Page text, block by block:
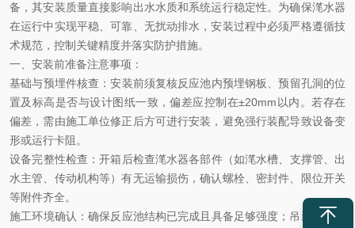
备，其安装质量直接影响出水水质和系统运行稳定性。为确保滗水器
在运行中实现平稳、可靠、无扰动排水，安装过程中必须严格遵循技
术规范，控制关键精度并落实防护措施。
一、 安装前准备注意事项 ：
‌基础与预埋件核查‌ ：安装前须复核反应池内预埋钢板、预留孔洞的位
置及标高是否与设计图纸一致，偏差应控制在±20mm以内。若存在
偏差，需由施工单位修正后方可进行安装，避免强行装配导致设备变
形或运行卡阻。
‌设备完整性检查‌ ：开箱后检查滗水器各部件（如滗水槽、支撑管、出
水主管、传动机构等）有无运输损伤，确认螺栓、密封件、限位开关
等附件齐全。
‌施工环境确认‌ ：确保反应池结构已完成且具备足够强度；吊装通道畅